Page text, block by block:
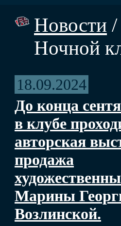
Новости /
Ночной
18.09.2024
До конца
в клубе
авторская
продажа
Марины
Возлинской.